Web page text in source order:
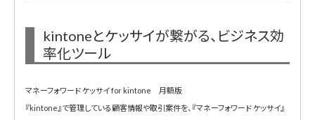
kintoneとケッサイが繋がる、ビジネス効
率化ツール
マネーフォワード ケッサイ for kintone 月額版
『kintone』で管理している顧客情報や取引案件を、『マネーフォワード ケッサイ』